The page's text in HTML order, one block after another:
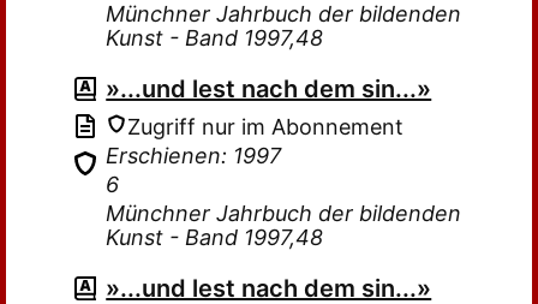
Münchner Jahrbuch der bildenden
Kunst - Band 1997,48
»...und lest nach dem sin...»
Zugriff nur im Abonnement
Erschienen: 1997
6
Münchner Jahrbuch der bildenden
Kunst - Band 1997,48
»...und lest nach dem sin...»